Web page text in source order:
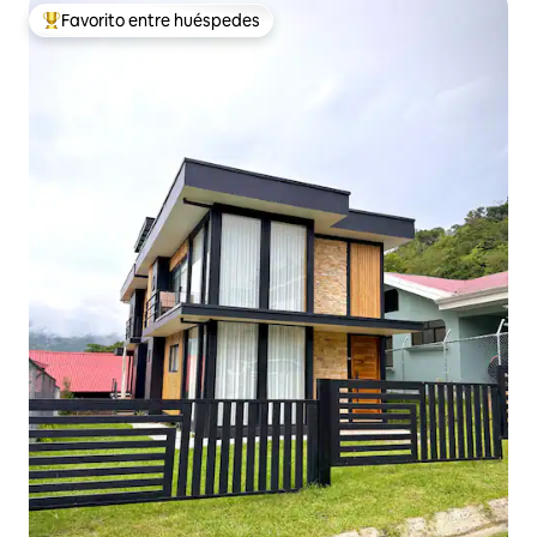
Favorito entre huéspedes preferido
Favorito entre huéspedes